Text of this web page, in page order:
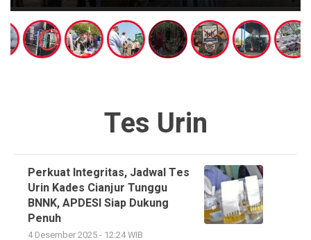
Tes Urin
Perkuat Integritas, Jadwal Tes
Urin Kades Cianjur Tunggu
BNNK, APDESI Siap Dukung
Penuh
4 Desember 2025 - 12:24 WIB